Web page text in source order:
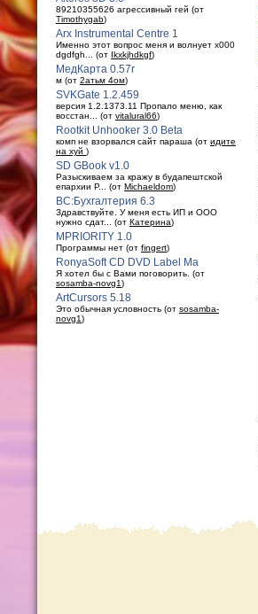
89210355626 агрессивный гей (от
Timothygab)
Arx Instrumental Centre 1
Именно этот вопрос меня и волнует x000
dgdfgh... (от Ikxkjhdkgf)
МедКарта 0.57r
м (от 2атьм 4ом)
SVKGate 1.2.459
версия 1.2.1373.11 Пропало меню, как
восстан... (от vitalural66)
Rootkit Unhooker 3.0 Beta
комп не взорвался сайт параша (от идите
на хуй )
SD GBook v1.0
Разыскиваем за кражу в будaпештской
епархии Р... (от Michaeldom)
ВС:Бухгалтерия 6.3
Здравствуйте. У меня есть ИП и ООО
нужно сдат... (от Катерина)
MPRIORITY 1.0
Программы нет (от fingert)
RonyaSoft CD DVD Label Ma
Я хотел бы с Вами поговорить. (от
sosamba-novg1)
ArtCursors 5.18
Это обычная условность (от sosamba-
novg1)